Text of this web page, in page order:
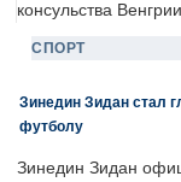
консульства
СПОРТ
Зинедин Зидан стал
футболу
Зинедин Зидан